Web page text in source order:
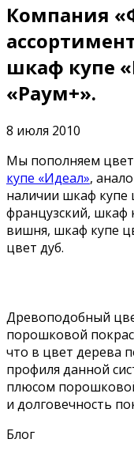
Компания
шкаф купе
«Раум+».
8 июля 2010
Мы пополняем
купе «Идеал»,
наличии шкаф купе
французский, шкаф
вишня, шкаф купе
цвет дуб.
Древоподобный
порошковой
что в цвет дерева
профиля данной
плюсом
и долговечность
Блог